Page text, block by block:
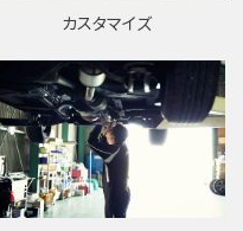
カスタマイズ